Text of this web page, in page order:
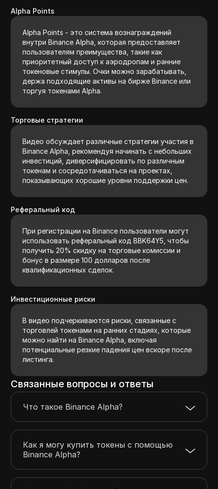
Alpha Points
Alpha Points - это система вознаграждений
внутри Binance Alpha, которая предоставляет
пользователям преимущества, такие как
приоритетный доступ к аэродропам и ранние
токеновые стимулы. Очки можно зарабатывать,
держа подходящие активы на бирже Binance или
торгуя токенами Alpha.
Торговые стратегии
Видео обсуждает различные стратегии участия в
Binance Alpha, рекомендуя начинать с небольших
инвестиций, диверсифицировать по различным
токенам и сосредотачиваться на проектах,
показывающих хорошие уровни поддержки цен.
Реферальный код
При регистрации на Binance пользователи могут
использовать реферальный код BBK64Y5, чтобы
получить 20% скидку на торговые комиссии и
бонус в размере 100 долларов после
квалификационных сделок.
Инвестиционные риски
В видео подчеркиваются риски, связанные с
торговлей токенами на ранних стадиях, которые
можно найти на Binance Alpha, включая
потенциальные резкие падения цен вскоре после
листинга.
Связанные вопросы и ответы
Что такое Binance Alpha?
Как я могу купить токены с помощью
Binance Alpha?